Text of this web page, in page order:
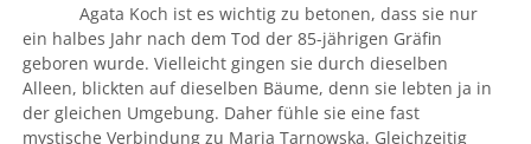
Agata Koch ist es wichtig zu betonen, dass sie nur
ein halbes Jahr nach dem Tod der 85-jährigen Gräfin
geboren wurde. Vielleicht gingen sie durch dieselben
Alleen, blickten auf dieselben Bäume, denn sie lebten ja in
der gleichen Umgebung. Daher fühle sie eine fast
mystische Verbindung zu Maria Tarnowska. Gleichzeitig